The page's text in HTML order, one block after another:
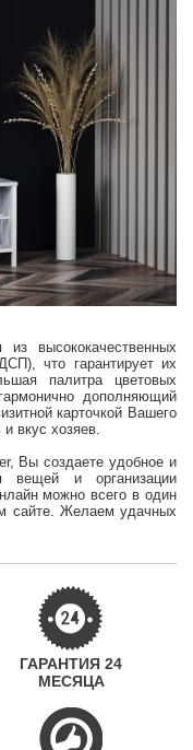
высококачественных
что гарантирует их
палитра цветовых
дополняющий
карточкой Вашего
вкус хозяев.
Вы создаете удобное и
вещей и организации
можно всего в один
сайте. Желаем удачных
ГАРАНТИЯ 24
МЕСЯЦА